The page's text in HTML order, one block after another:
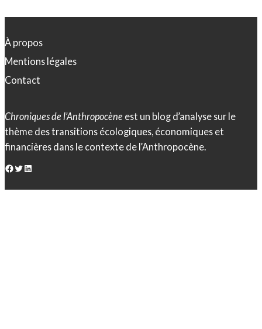
À propos
Mentions légales
Contact
Chroniques de l’Anthropocène est un blog d’analyse sur le
thème des transitions écologiques, économiques et
financières dans le contexte de l’Anthropocène.
Facebook Twitter LinkedIn